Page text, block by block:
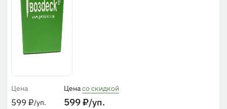
Цена
599 ₽/уп.
Ценасо скидкой
599₽/уп.